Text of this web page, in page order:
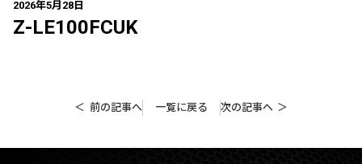
2026年5月28日
Z-LE100FCUK
前の記事へ 一覧に戻る 次の記事へ